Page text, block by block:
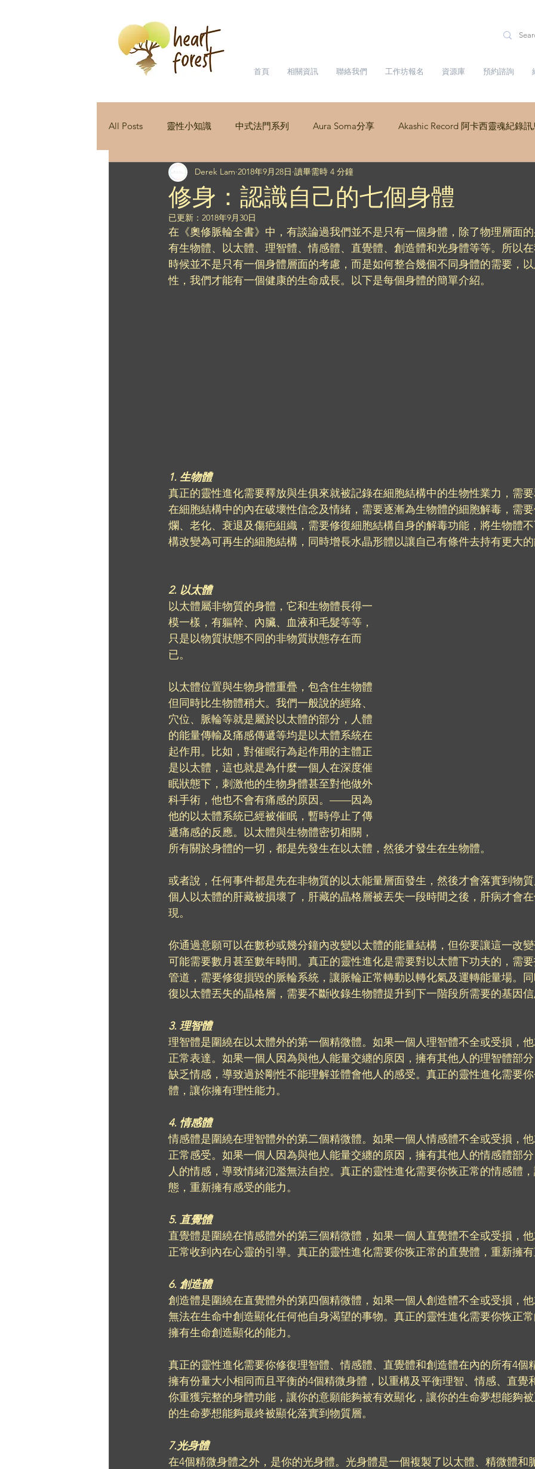
首頁 相關資訊 聯絡我們 工作坊報名 資源庫 預約諮詢
All Posts 靈性小知識 中式法門系列 Aura Soma分享 Akashic Record 阿卡西靈魂紀錄訊
人際關係 Kundalini Yoga
修身：認識自己的七個身體
Derek Lam 2018年9月28日 讀畢需時 4 分鐘
已更新： 2018年9月30日
在《奧修脈輪全書》中，有談論過我們並不是只有一個身體，除了物理層面
有生物體、以太體、理智體、情感體、直覺體、創造體和光身體等等。所以
時候並不是只有一個身體層面的考慮，而是如何整合幾個不同身體的需要，
性，我們才能有一個健康的生命成長。以下是每個身體的簡單介紹。
1. 生物體
真正的靈性進化需要釋放與生俱來就被記錄在細胞結構中的生物性業力，需
在細胞結構中的內在破壞性信念及情緒，需要逐漸為生物體的細胞解毒，需
爛、老化、衰退及傷疤組織，需要修復細胞結構自身的解毒功能，將生物體
構改變為可再生的細胞結構，同時增長水晶形體以讓自己有條件去持有更大
2. 以太體
以太體屬非物質的身體，它和生物體長得一
模一樣，有軀幹、內臟、血液和毛髮等等，
只是以物質狀態不同的非物質狀態存在而
已。
以太體位置與生物身體重疊，包含住生物體
但同時比生物體稍大。我們一般說的經絡、
穴位、脈輪等就是屬於以太體的部分，人體
的能量傳輸及痛感傳遞等均是以太體系統在
起作用。比如，對催眠行為起作用的主體正
是以太體，這也就是為什麼一個人在深度催
眠狀態下，刺激他的生物身體甚至對他做外
科手術，他也不會有痛感的原因。——因為
他的以太體系統已經被催眠，暫時停止了傳
遞痛感的反應。以太體與生物體密切相關，
所有關於身體的一切，都是先發生在以太體，然後才發生在生物體。
或者說，任何事件都是先在非物質的以太能量層面發生，然後才會落實到物
個人以太體的肝藏被損壞了，肝藏的晶格層被丟失一段時間之後，肝病才會
現。
你通過意願可以在數秒或幾分鐘內改變以太體的能量結構，但你要讓這一改
可能需要數月甚至數年時間。真正的靈性進化是需要對以太體下功夫的，需
管道，需要修復損毀的脈輪系統，讓脈輪正常轉動以轉化氣及運轉能量場。
復以太體丟失的晶格層，需要不斷收錄生物體提升到下一階段所需要的基因
3. 理智體
理智體是圍繞在以太體外的第一個精微體。如果一個人理智體不全或受損，
正常表達。如果一個人因為與他人能量交纏的原因，擁有其他人的理智體部
缺乏情感，導致過於剛性不能理解並體會他人的感受。真正的靈性進化需要
體，讓你擁有理性能力。
4. 情感體
情感體是圍繞在理智體外的第二個精微體。如果一個人情感體不全或受損，
正常感受。如果一個人因為與他人能量交纏的原因，擁有其他人的情感體部
人的情感，導致情緒氾濫無法自控。真正的靈性進化需要你恢正常的情感體
態，重新擁有感受的能力。
5. 直覺體
直覺體是圍繞在情感體外的第三個精微體，如果一個人直覺體不全或受損，
正常收到內在心靈的引導。真正的靈性進化需要你恢正常的直覺體，重新擁
6. 創造體
創造體是圍繞在直覺體外的第四個精微體，如果一個人創造體不全或受損，
無法在生命中創造顯化任何他自身渴望的事物。真正的靈性進化需要你恢正
擁有生命創造顯化的能力。
真正的靈性進化需要你修復理智體、情感體、直覺體和創造體在內的所有4個
擁有份量大小相同而且平衡的4個精微身體，以重構及平衡理智、情感、直覺
你重獲完整的身體功能，讓你的意願能夠被有效顯化，讓你的生命夢想能夠
的生命夢想能夠最終被顯化落實到物質層。
7.光身體
在4個精微身體之外，是你的光身體。光身體是一個複製了以太體、精微體和